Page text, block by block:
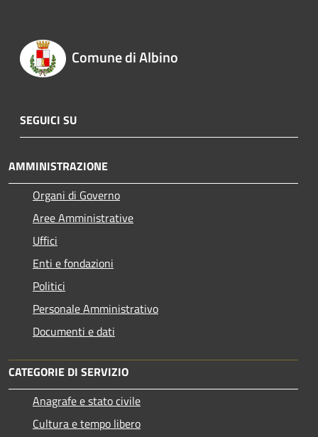
Comune di Albino
SEGUICI SU
AMMINISTRAZIONE
Organi di Governo
Aree Amministrative
Uffici
Enti e fondazioni
Politici
Personale Amministrativo
Documenti e dati
CATEGORIE DI SERVIZIO
Anagrafe e stato civile
Cultura e tempo libero